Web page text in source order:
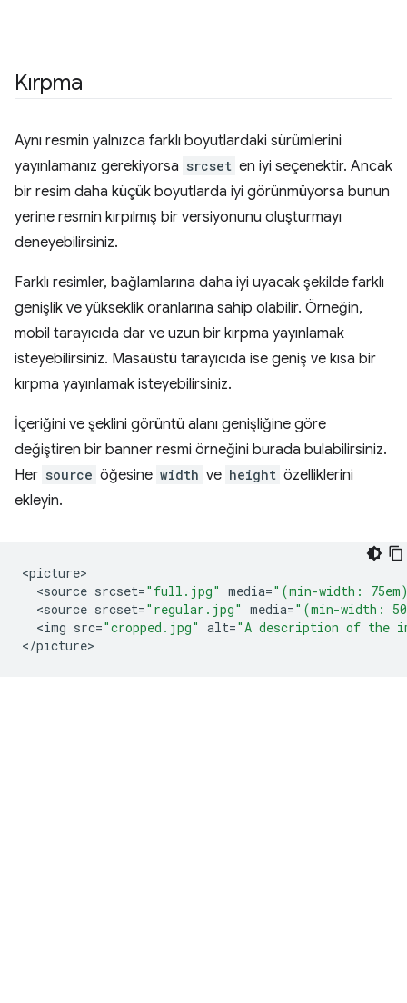
Kırpma
Aynı resmin yalnızca farklı boyutlardaki sürümlerini
yayınlamanız gerekiyorsa srcset en iyi seçenektir. Ancak
bir resim daha küçük boyutlarda iyi görünmüyorsa bunun
yerine resmin kırpılmış bir versiyonunu oluşturmayı
deneyebilirsiniz.
Farklı resimler, bağlamlarına daha iyi uyacak şekilde farklı
genişlik ve yükseklik oranlarına sahip olabilir. Örneğin,
mobil tarayıcıda dar ve uzun bir kırpma yayınlamak
isteyebilirsiniz. Masaüstü tarayıcıda ise geniş ve kısa bir
kırpma yayınlamak isteyebilirsiniz.
İçeriğini ve şeklini görüntü alanı genişliğine göre
değiştiren bir banner resmi örneğini burada bulabilirsiniz.
Her source öğesine width ve height özelliklerini
ekleyin.
<picture
<source srcset="full.jpg" media="(min-width:
<source srcset="regular.jpg" media="(min-width:
<img src="cropped.jpg" alt="A description of the
</picture